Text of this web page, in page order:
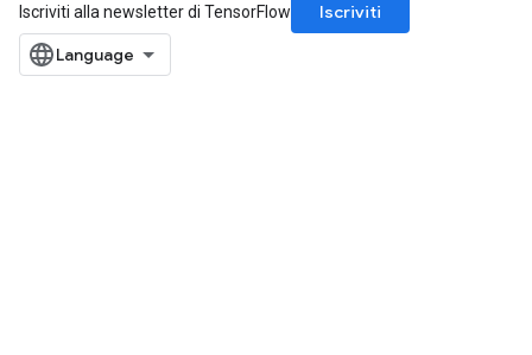
Iscriviti alla newsletter di TensorFlow
Iscriviti